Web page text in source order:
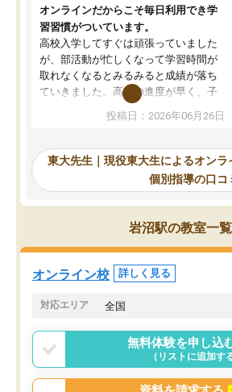
オンラインだからこそ毎日利用でき学
習習慣がついています。
高校入学してすぐは頑張っていました
が、部活動が忙しくなって学習時間が
取れなくなるとみるみると成績が落ち
ていきました。高校の進度が早く、子
供も家に帰って勉強の話すると嫌な反
応を示します。東大先生にお願いして
れるので、親としても安心です。毎日
使える自習室とかもあり、わからない
ところがあれば先生が回答してくれる
のも重宝しています。
投稿日：2026年06月26日
東大先生｜現役東大生によるオンラ
個別指導の口コ
岩沼駅の教室一覧
オンライン校 詳しく見る
対応エリア 全国
無料体験を申し込
（リストに追加す